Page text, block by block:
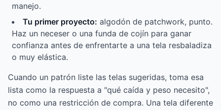
manejo.
Tu primer proyecto: algodón de patchwork, punto.
Haz un neceser o una funda de cojín para ganar
confianza antes de enfrentarte a una tela resbaladiza
o muy elástica.
Cuando un patrón liste las telas sugeridas, toma esa
lista como la respuesta a "qué caída y peso necesito",
no como una restricción de compra. Una tela diferente